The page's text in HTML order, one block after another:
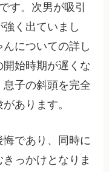
す。次男が吸引
く出ていまし
についての詳し
始時期が遅くな
子の斜頭を完全
あります。
であり、同時に
っかけとなりま